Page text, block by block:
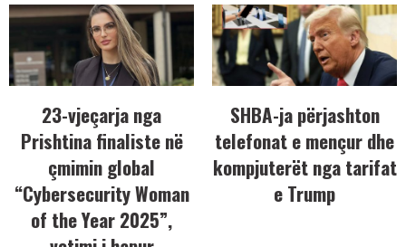
23-vjeçarja nga
Prishtina finaliste në
çmimin global
“Cybersecurity Woman
of the Year 2025”,
SHBA-ja përjashton
telefonat e mençur dhe
kompjuterët nga tarifat
e Trump